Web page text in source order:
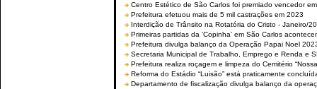
Centro Estético de São Carlos foi premiado vencedor
Prefeitura efetuou mais de 5 mil castrações em 2023
Interdição de Trânsito na Rotatória do Cristo - Janeiro/
Primeiras partidas da ‘Copinha’ em São Carlos
Prefeitura divulga balanço da Operação Papai Noel
Secretaria Municipal de Trabalho, Emprego e Renda e
Prefeitura realiza roçagem e limpeza do Cemitério
Reforma do Estádio “Luisão” está praticamente
Departamento de fiscalização divulga balanço da